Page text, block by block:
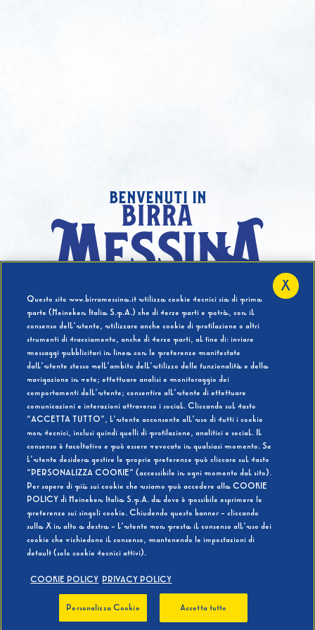
benvenuti in
Hai compiuto 18 Anni?
SI NO
BEVI RESPONSABILMENTE
Questo sito www.birramessina.it utilizza cookie tecnici sia di prima
parte (Heineken Italia S.p.A.) che di terze parti e potrà, con il
consenso dell’utente, utilizzare anche cookie di profilazione o altri
strumenti di tracciamento, anche di terze parti, al fine di: inviare
messaggi pubblicitari in linea con le preferenze manifestate
dall’utente stesso nell’ambito dell’utilizzo delle funzionalità e della
navigazione in rete; effettuare analisi e monitoraggio dei
comportamenti dell’utente; consentire all’utente di effettuare
comunicazioni e interazioni attraverso i social. Cliccando sul tasto
“ACCETTA TUTTO”, l’utente acconsente all’uso di tutti i cookie
non tecnici, inclusi quindi quelli di profilazione, analitici e social. Il
consenso è facoltativo e può essere revocato in qualsiasi momento. Se
l’utente desidera gestire le proprie preferenze può cliccare sul tasto
“PERSONALIZZA COOKIE” (accessibile in ogni momento dal sito).
Per sapere di più sui cookie che usiamo può accedere alla COOKIE
POLICY di Heineken Italia S.p.A. da dove è possibile esprimere le
preferenze sui singoli cookie. Chiudendo questo banner - cliccando
sulla X in alto a destra - l’utente non presta il consenso all’uso dei
cookie che richiedono il consenso, mantenendo le impostazioni di
default (solo cookie tecnici attivi).
COOKIE POLICY PRIVACY POLICY
Personalizza Cookie Accetta tutto
X